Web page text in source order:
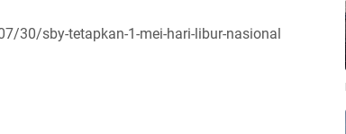
30/sby-tetapkan-1-mei-hari-libur-nasional